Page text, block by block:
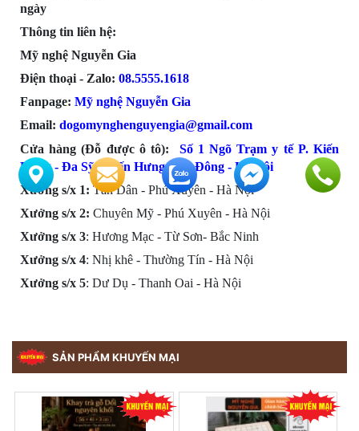
ngày
Thông tin liên hệ:
Mỹ nghệ Nguyễn Gia
Điện thoại - Zalo: 08.5555.1618
Fanpage: Mỹ nghệ Nguyễn Gia
Email: dogomynghenguyengia@gmail.com
Cửa hàng (Đỗ được ô tô):
Số 1 Ngõ Trạm y tế P. Kiến
Hưng - Đa Sỹ - Kiến Hưng - Hà Đông - Hà Nội
Xưởng s/x 1: Tân Dân - Phú Xuyên - Hà Nội
Xưởng s/x 2: Chuyên Mỹ - Phú Xuyên - Hà Nội
Xưởng s/x 3: Hương Mạc - Từ Sơn- Bắc Ninh
Xưởng s/x 4: Nhị khê - Thường Tín - Hà Nội
Xưởng s/x 5: Dư Dụ - Thanh Oai - Hà Nội
SẢN PHẨM KHUYẾN MẠI